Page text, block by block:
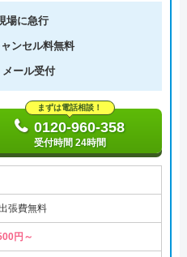
場に急行
ンセル料無料
ール受付
まずは電話相談！
0120-960-358
受付時間 24時間
張費無料
円～